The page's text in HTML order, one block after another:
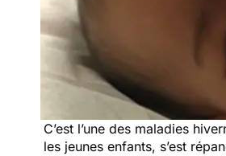
C’est l’une des maladies
les jeunes enfants, s’est